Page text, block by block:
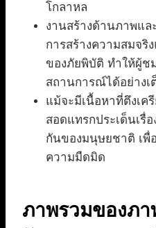
โกลาหล
งานสร้างด้านภาพแล
การสร้างความสมจริ
ของภัยพิบัติ ทำให้ผู้ช
สถานการณ์ได้อย่างเ
แม้จะมีเนื้อหาที่ตึงเค
สอดแทรกประเด็นเรื่
กันของมนุษยชาติ เพื่
ความมืดมิด
ภาพรวมของภ